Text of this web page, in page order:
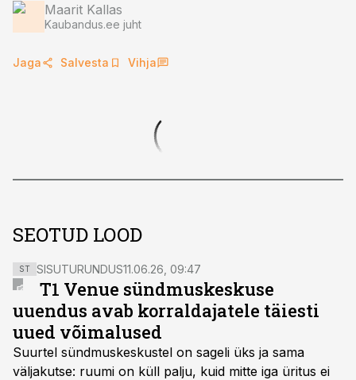
Maarit Kallas
Kaubandus.ee juht
Jaga Salvesta Vihja
SEOTUD LOOD
ST SISUTURUNDUS11.06.26, 09:47
T1 Venue sündmuskeskuse
uuendus avab korraldajatele täiesti
uued võimalused
Suurtel sündmuskeskustel on sageli üks ja sama
väljakutse: ruumi on küll palju, kuid mitte iga üritus ei